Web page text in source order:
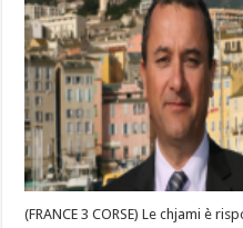
(FRANCE 3 CORSE) Le chjami è